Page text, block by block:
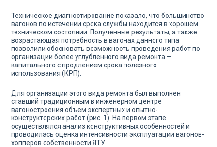
Техническое диагностирование показало, что большинство
вагонов по истечении срока службы находится в хорошем
тех­ническом состоянии. Полученные результаты, а также
возраста­ющая потребность в вагонах данного типа
позволили обосновать возможность проведения работ по
организации более углублен­ного вида ремонта —
капитального с продлением срока полезно­го
использования (КРП).
Для организации этого вида ремонта был выполнен
ставший традиционным в инженерном центре
вагоностроения объем эк­спертных и опытно-
конструкторских работ (рис. 1). На первом этапе
осуществлялся анализ конструктивных особенностей и
проводилась оценка интенсивности эксплуатации вагонов-
хоп­перов собственности ЯТУ.